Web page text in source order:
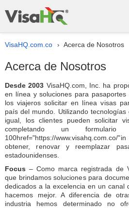
VisaHQ.com.co › Acerca de Nosotros
Acerca de Nosotros
Desde 2003 VisaHQ.com, Inc. ha
en línea y soluciones para
los viajeros solicitar en línea visas
país del mundo. Utilizando
igual, los clientes pueden solicitar
completando un formulario
100href="https://www.visahq.com.co/
obtener, renovar y reemplazar
estadounidenses.
Focus – Como marca registrada de
que brindamos soluciones para
dedicados a la excelencia en un canal
hacemos mejor. A diferencia de
industria hemos determinado no